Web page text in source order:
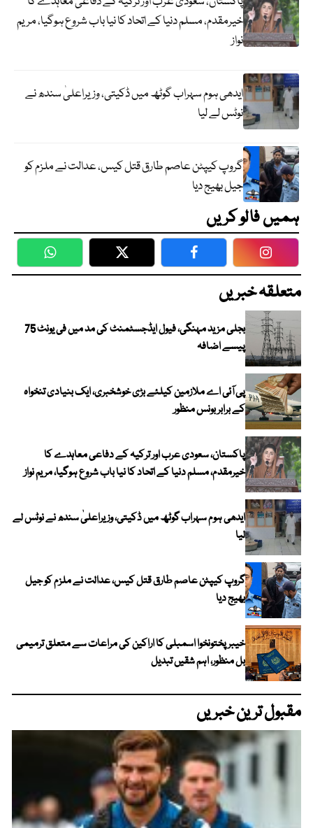
خیرمقدم، مسلم دنیا کے اتحاد کا نیا باب شروع ہوگیا، مریم
نواز
ایدھی ہوم سہراب گوٹھ میں ڈکیتی، وزیراعلیٰ سندھ نے
نوٹس لے لیا
گروپ کیپٹن عاصم طارق قتل کیس، عدالت نے ملزم کو
جیل بھیج دیا
ہمیں فالو کریں
WhatsApp Twitter Facebook
متعلقہ خبریں
بجلی مزید مہنگی، فیول ایڈجسٹمنٹ کی مد میں فی یونٹ 75
پیسے اضافہ
پی آئی اے ملازمین کیلئے بڑی خوشخبری، ایک بنیادی تنخواہ
کے برابر بونس منظور
پاکستان، سعودی عرب اور ترکیہ کے دفاعی معاہدے کا
خیرمقدم، مسلم دنیا کے اتحاد کا نیا باب شروع ہوگیا، مریم نواز
ایدھی ہوم سہراب گوٹھ میں ڈکیتی، وزیراعلیٰ سندھ نے نوٹس لے
لیا
گروپ کیپٹن عاصم طارق قتل کیس، عدالت نے ملزم کو جیل
بھیج دیا
خیبرپختونخوا اسمبلی کا اراکین کی مراعات سے متعلق ترمیمی
بل منظور، اہم شقیں تبدیل
مقبول ترین خبریں